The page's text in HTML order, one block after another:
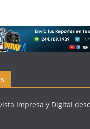
Impresa y Digital